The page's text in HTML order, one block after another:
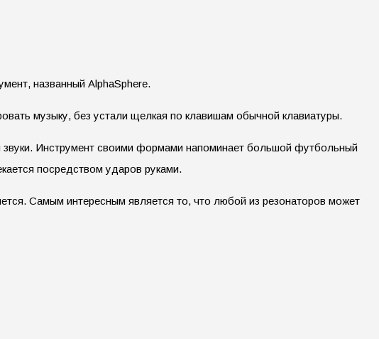
названный AlphaSphere.
музыку, без устали щелкая по клавишам обычной клавиатуры.
звуки. Инструмент своими формами напоминает большой футбольный
посредством ударов руками.
Самым интересным является то, что любой из резонаторов может